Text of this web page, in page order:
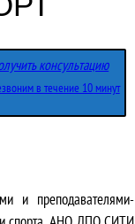
консультацию
в течение 10 минут
и преподавателями-